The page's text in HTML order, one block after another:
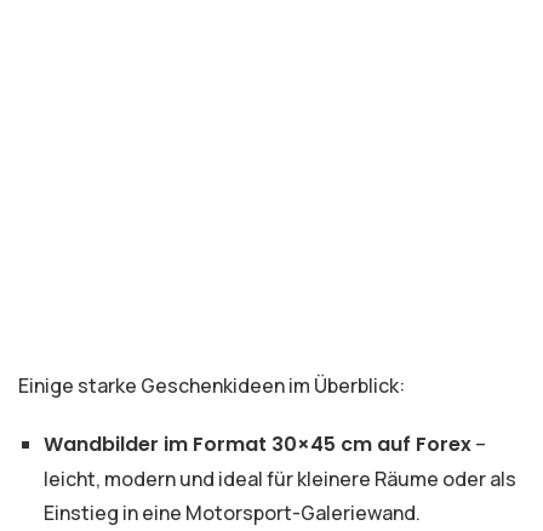
Einige starke Geschenkideen im Überblick:
Wandbilder im Format 30×45 cm auf Forex–
leicht, modern und ideal für kleinere Räume oder als
Einstieg in eine Motorsport-Galeriewand.